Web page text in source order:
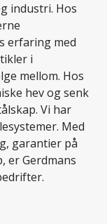
industri. Hos
erfaring med
i
mellom. Hos
hev og senk
Vi har
Med
garantier på
er Gerdmans